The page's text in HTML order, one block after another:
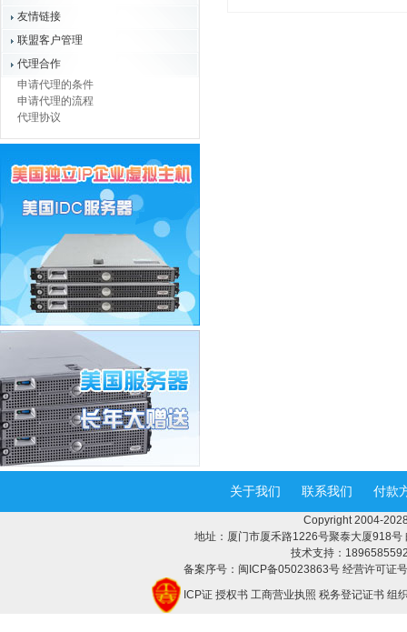
友情链接
联盟客户管理
代理合作
申请代理的条件
申请代理的流程
代理协议
关于我们 联系我们 付款
Copyright 2004-
地址：厦门市厦禾路1226号聚泰大厦918
技术支持：
备案序号：闽ICP备05023863号 经营许可证
ICP证 授权书 工商营业执照 税务登记证书 组